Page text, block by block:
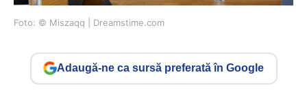
Foto: © Miszaqq | Dreamstime.com
Adaugă-ne ca sursă preferată în Google